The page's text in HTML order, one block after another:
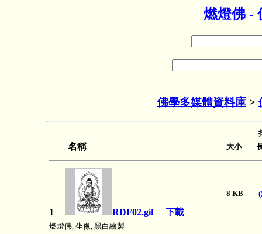
燃燈佛 -
佛學多媒體資料庫>
名稱 大小 長
1 RDF02.gif 下載
8 KB
燃燈佛, 坐像, 黑白繪製